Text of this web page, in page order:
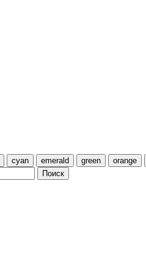
cyan emerald green orange
Поиск